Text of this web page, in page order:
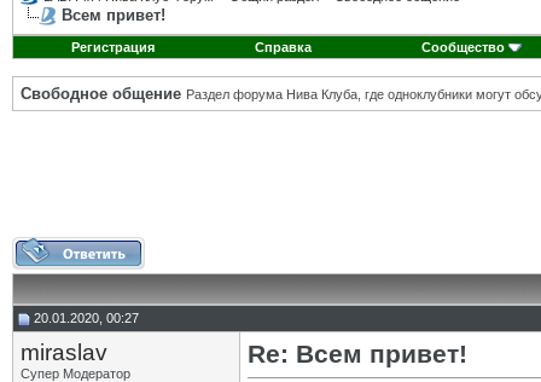
Всем привет!
Регистрация Справка Сообщество
Свободное общение Раздел форума Нива Клуба, где одноклубники могут
20.01.2020, 00:27
miraslav
Супер Модератор
Re: Всем привет!